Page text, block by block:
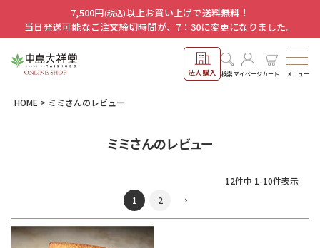
7,500円(税込)以上お買い上げで送料無料！
当日発送可能なご注文締切時間が、7：30に変更になりました。
法人購入 検索マイページカート メニュー
HOME ミミさんのレビュー
ミミさんのレビュー
12件中 1-10件表示
1
2